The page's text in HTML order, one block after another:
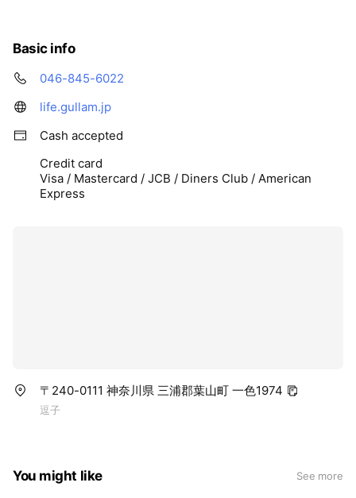
Basic info
046-845-6022
life.gullam.jp
Cash accepted
Credit card
Visa / Mastercard / JCB / Diners Club / American
Express
〒240-0111 神奈川県 三浦郡葉山町 一色1974
逗子
You might like See more